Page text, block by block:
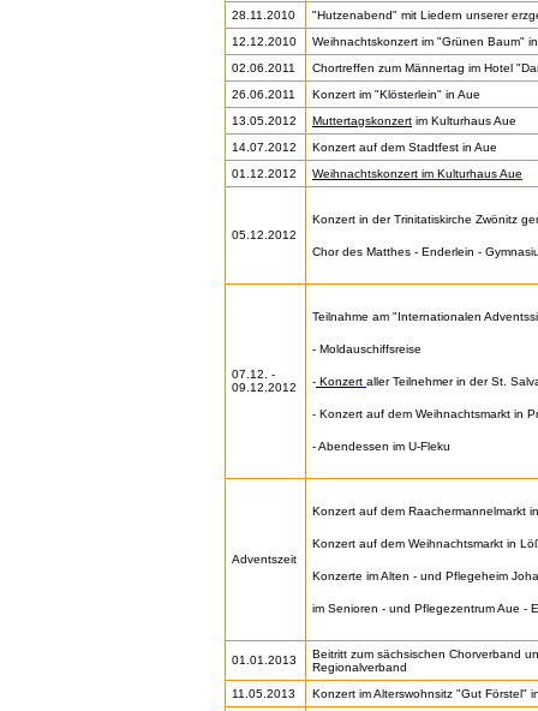
28.11.2010
"Hutzenabend" mit Liedern unserer
12.12.2010
Weihnachtskonzert im "Grünen Baum"
02.06.2011
Chortreffen zum Männertag im Hotel
26.06.2011
Konzert im "Klösterlein" in Aue
13.05.2012
Muttertagskonzert im Kulturhaus Aue
14.07.2012
Konzert auf dem Stadtfest in Aue
01.12.2012
Weihnachtskonzert im Kulturhaus Aue
05.12.2012
Konzert in der Trinitatiskirche Zwönitz
Chor des Matthes - Enderlein -
07.12. -
09.12.2012
Teilnahme am "Internationalen
- Moldauschiffsreise
- Konzert aller Teilnehmer in der St.
- Konzert auf dem Weihnachtsmarkt in
- Abendessen im U-Fleku
Adventszeit
Konzert auf dem Raachermannelmarkt
Konzert auf dem Weihnachtsmarkt in
Konzerte im Alten - und Pflegeheim
im Senioren - und Pflegezentrum Aue -
01.01.2013
Beitritt zum sächsischen Chorverband
Regionalverband
11.05.2013
Konzert im Alterswohnsitz "Gut Förstel"